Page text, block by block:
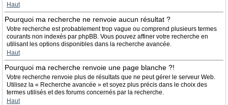
Haut
Pourquoi ma recherche ne renvoie aucun résultat ?
Votre recherche est probablement trop vague ou comprend plusieurs termes
courants non indexés par phpBB. Vous pouvez affiner votre recherche en
utilisant les options disponibles dans la recherche avancée.
Haut
Pourquoi ma recherche renvoie une page blanche ?!
Votre recherche renvoie plus de résultats que ne peut gérer le serveur Web.
Utilisez la « Recherche avancée » et soyez plus précis dans le choix des
termes utilisés et des forums concernés par la recherche.
Haut